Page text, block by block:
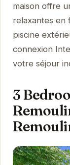
maison offre
relaxantes en
piscine
connexion
votre séjour
3